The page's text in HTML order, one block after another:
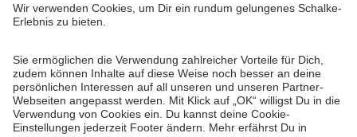
Widerruf Vertrag widerrufen
AGB
Cookie-Einstellungen
Datenschutzerklärung Impressum